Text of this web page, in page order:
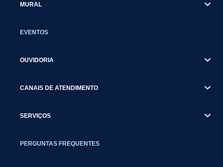
MURAL
EVENTOS
OUVIDORIA
CANAIS DE ATENDIMENTO
SERVIÇOS
PERGUNTAS FREQUENTES